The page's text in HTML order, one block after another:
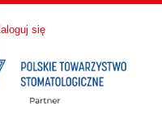
się